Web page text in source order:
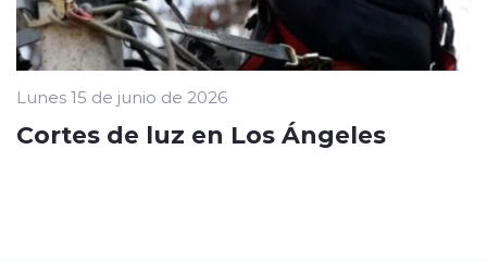
Lunes 15 de junio de 2026
Cortes de luz en Los Ángeles